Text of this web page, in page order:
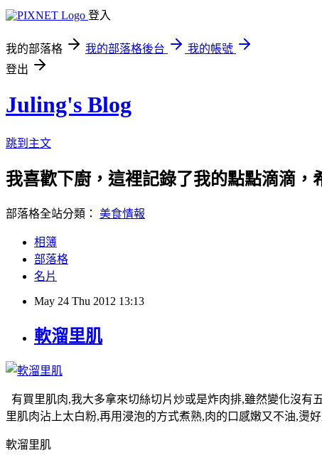
登入
我的部落格 我的部落格後台
我的帳號
登出
Juling's Blog
跳到主文
我喜歡下廚，這裡記錄了我的點點滴滴，
部落格全站分類： 美食情報
相簿
部落格
名片
May 24 Thu 2012 13:13
軟溜里肌
有買里肌肉,我大多拿來切絲切片炒或是炸肉排,雖然變化沒有
里肌肉沾上太白粉,再用浸泡的方式煮熟,肉的口感嫩又不油,燙
軟溜里肌